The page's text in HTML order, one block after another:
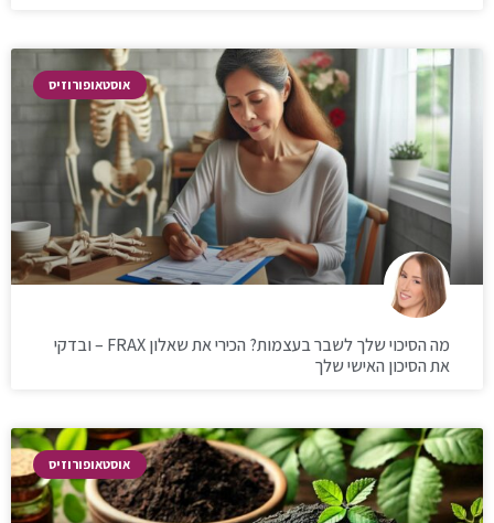
אוסטאופורוזיס
מה הסיכוי שלך לשבר בעצמות? הכירי את שאלון FRAX – ובדקי
את הסיכון האישי שלך
אוסטאופורוזיס